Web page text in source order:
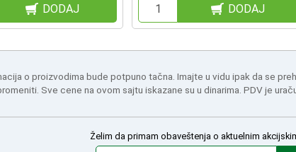
DODAJ DODAJ
o proizvodima bude potpuno tačna. Imajte u vidu ipak da se
Sve cene na ovom sajtu iskazane su u dinarima. PDV je
Želim da primam obaveštenja o aktuelnim